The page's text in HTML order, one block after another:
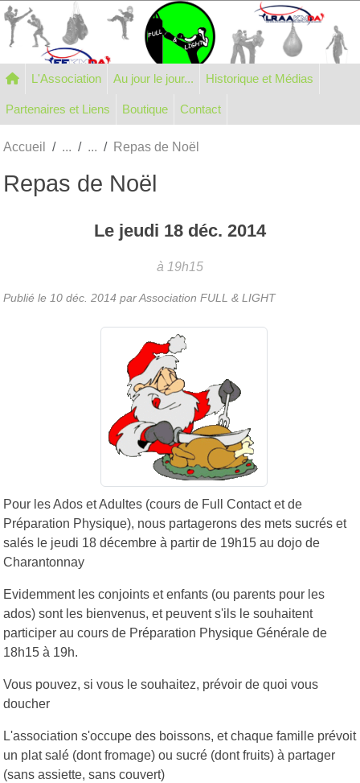
L'Association Au jour le jour... Historique et Médias
Partenaires et Liens Boutique Contact
Accueil Repas de Noël
Repas de Noël
Le jeudi 18 déc. 2014
à 19h15
Publié le 10 déc. 2014 par Association FULL & LIGHT
Pour les Ados et Adultes (cours de Full Contact et de
Préparation Physique), nous partagerons des mets sucrés et
salés le jeudi 18 décembre à partir de 19h15 au dojo de
Charantonnay
Evidemment les conjoints et enfants (ou parents pour les
ados) sont les bienvenus, et peuvent s'ils le souhaitent
participer au cours de Préparation Physique Générale de
18h15 à 19h.
Vous pouvez, si vous le souhaitez, prévoir de quoi vous
doucher
L'association s'occupe des boissons, et chaque famille prévoit
un plat salé (dont fromage) ou sucré (dont fruits) à partager
(sans assiette, sans couvert)
Panneau de gestion des cookies